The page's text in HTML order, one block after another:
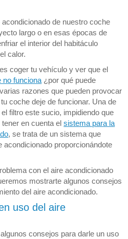
de nuestro coche
largo o en esas épocas de
el interior del habitáculo
calor.
coger tu vehículo y ver que el
no funciona ¿por qué puede
razones que pueden provocar
coche deje de funcionar. Una de
filtro este sucio, impidiendo que
tener en cuenta elsistema para la
, se trata de un sistema que
acondicionado proporcionándote
con el aire acondicionado
mostrarte algunos consejos
del aire acondicionado.
uso del aire
consejos para darle un uso